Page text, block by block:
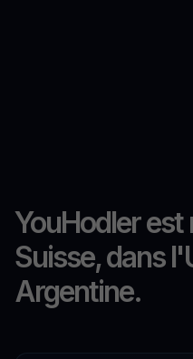
YouHodler
Suisse, dans
Argentine.